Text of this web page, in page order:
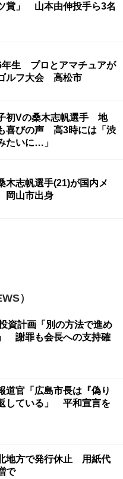
賞」 山本由伸投手ら3名
年生 プロとアマチュアが
ルフ大会 高松市
初Vの桑木志帆選手 地
喜びの声 高3時には「渋
たいに…」
木志帆選手(21)が国内メ
岡山市出身
）
資計画「別の方法で進め
謝罪も会長への支持確
道官「広島市長は『偽り
している」 平和宣言を
地方で発行休止 用紙代
で